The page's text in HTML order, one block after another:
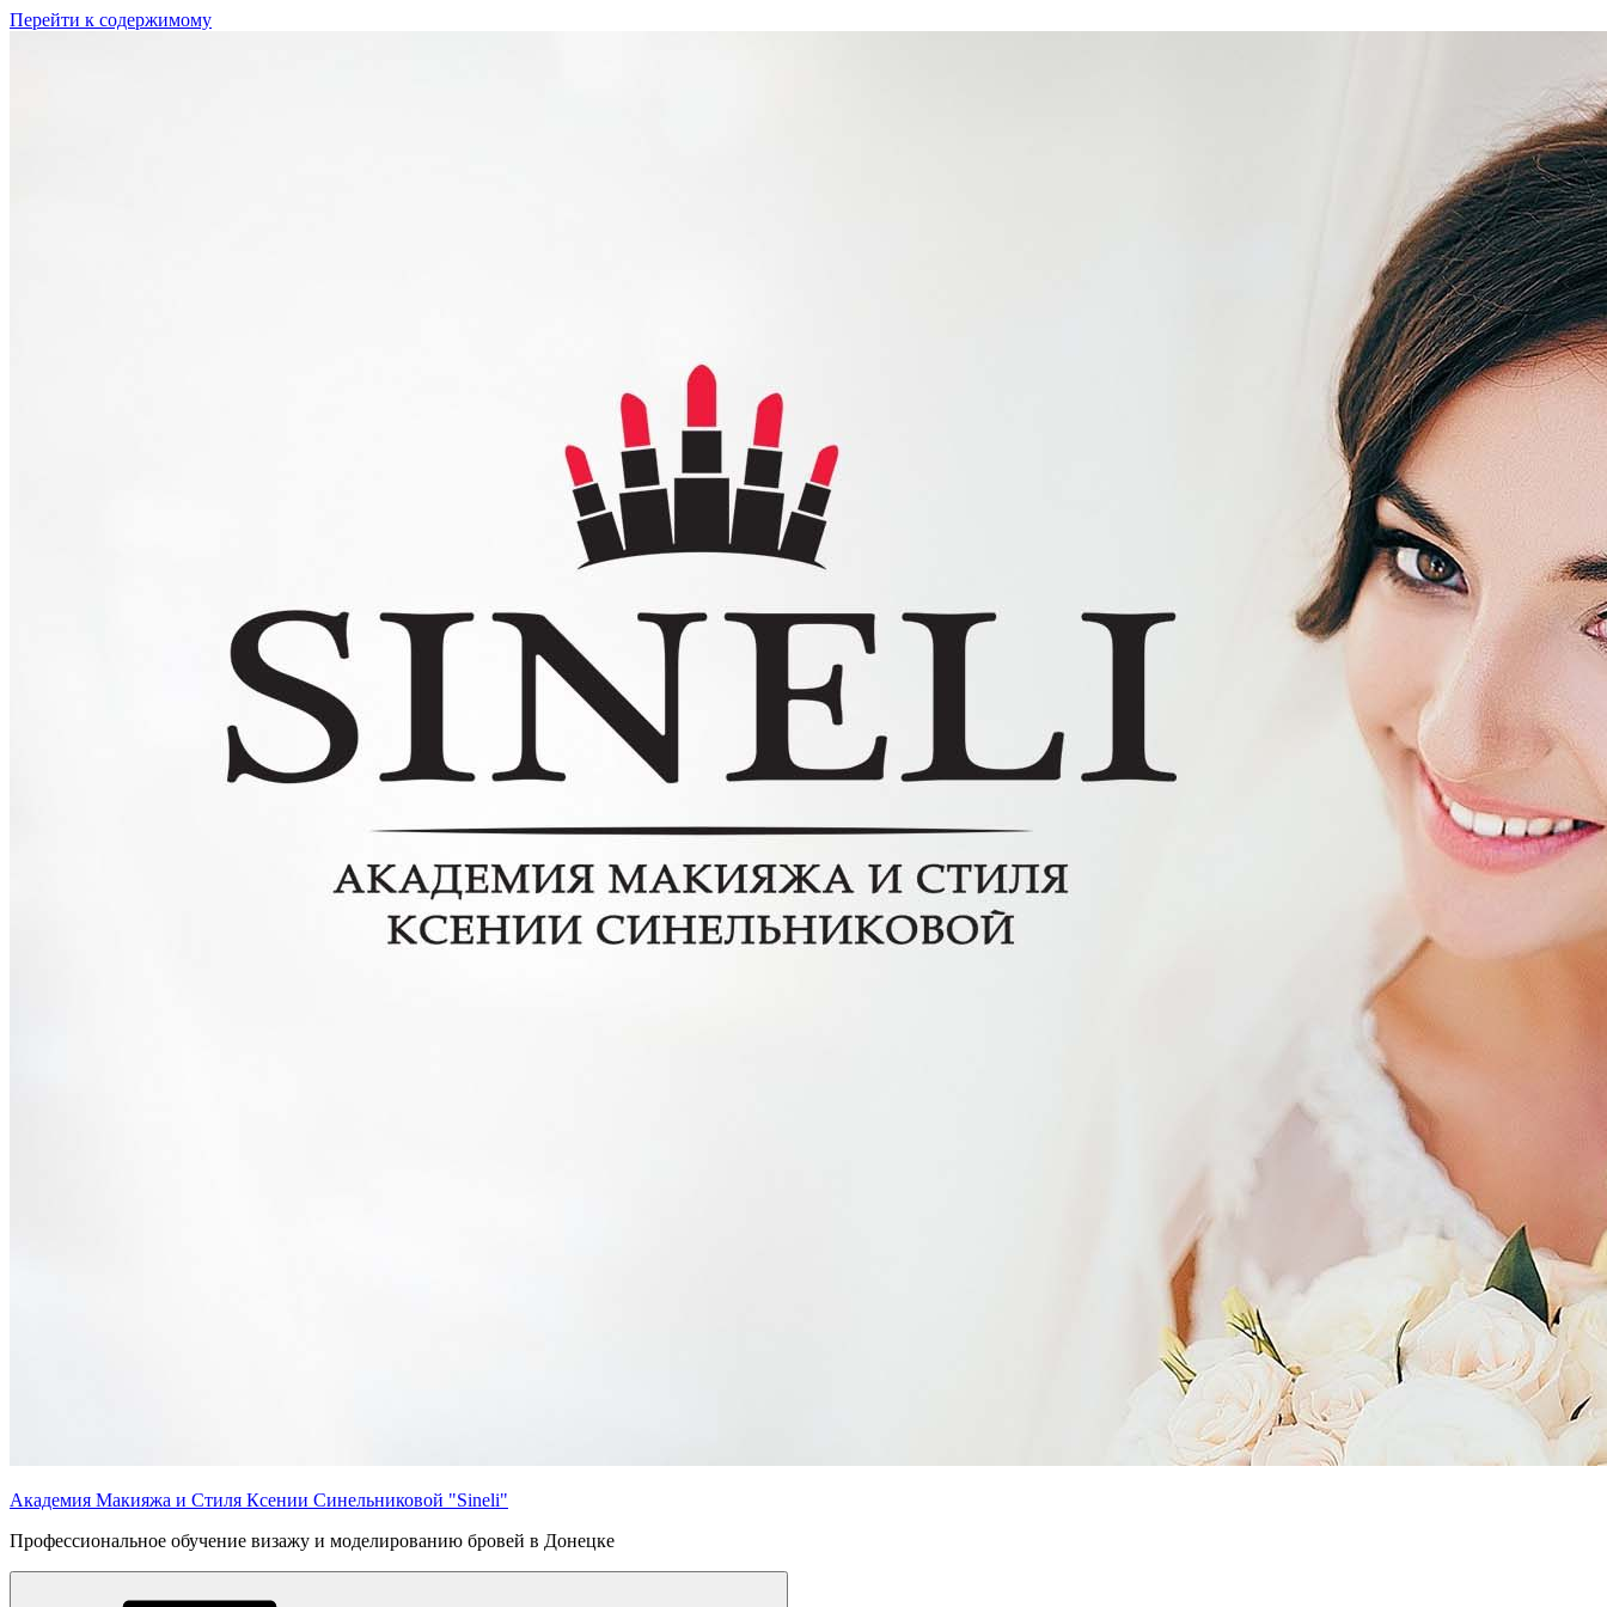
Перейти к содержимому
Академия Макияжа и Стиля Ксении Синельниковой "Sineli"
Профессиональное обучение визажу и моделированию бровей в Донецке